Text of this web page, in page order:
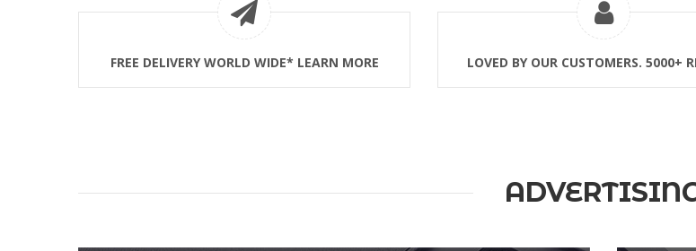
FREE DELIVERY WORLD WIDE* LEARN MORE LOVED BY OUR CUSTOMERS. 5000+